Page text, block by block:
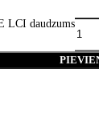
LCI daudzums